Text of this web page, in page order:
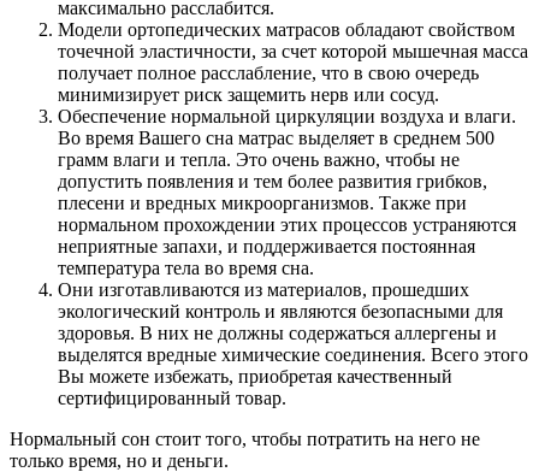
максимально расслабится.
Модели ортопедических матрасов обладают свойством
точечной эластичности, за счет которой мышечная масса
получ­ает полное расслабление, что в свою очередь
минимизирует риск защемить нерв или сосуд.
Обеспечение нормальной циркуляции воздуха и влаги.
Во время Вашего сна матрас выделяет в среднем 500
грамм влаги и тепла. Это очень важно, чтобы не
допустить появления и тем более развития грибков,
плесени и вредных микроорганизмов. Также при
нормальном прохождении этих процессов устраняются
неприятные запахи, и поддерживается постоянная
температура тела во время сна.
Они изготавливаются из материалов, прошедших
экологический контроль и являются безопасными для
здоровья. В них не должны содержаться аллергены и
выделятся вредные химические соединения. Всего этого
Вы можете избежать, приобретая качественный
сертифицированный товар.
Нормальный сон стоит того, чтобы потратить на него не
только время, но и деньги.